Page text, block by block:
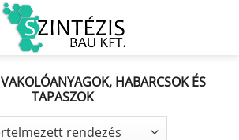
VAKOLÓANYAGOK, HABARCSOK ÉS
TAPASZOK